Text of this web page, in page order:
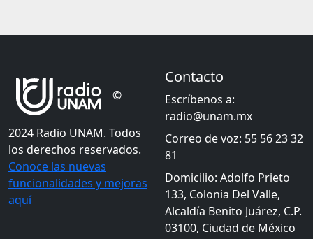
©
2024 Radio UNAM. Todos
los derechos reservados.
Conoce las nuevas
funcionalidades y mejoras
aquí
Contacto
Escríbenos a:
radio@unam.mx
Correo de voz: 55 56 23 32
81
Domicilio: Adolfo Prieto
133, Colonia Del Valle,
Alcaldía Benito Juárez, C.P.
03100, Ciudad de México